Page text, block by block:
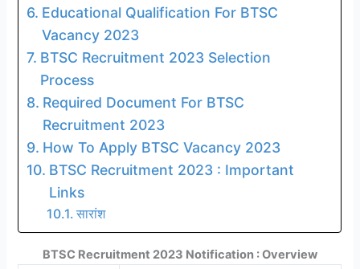
Educational Qualification For BTSC
Vacancy 2023
BTSC Recruitment 2023 Selection
Process
Required Document For BTSC
Recruitment 2023
How To Apply BTSC Vacancy 2023
BTSC Recruitment 2023 : Important
Links
सारांश
BTSC Recruitment 2023 Notification : Overview